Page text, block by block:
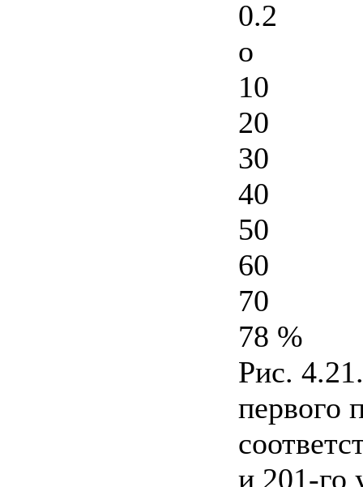
0.2
о
10
20
30
40
50
60
70
78 %
Рис.
первого
и 201-го